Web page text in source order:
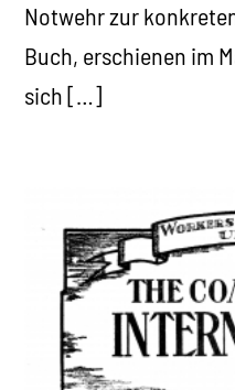
Notwehr zur
Buch, erschienen im
sich […]